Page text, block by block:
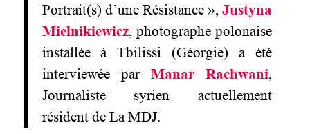
Portrait(s) d’une Résistance »,Justyna
Mielnikiewicz, photographe polonaise
installée à Tbilissi (Géorgie) a été
interviewée par Manar Rachwani,
Journaliste syrien actuellement
résident de La MDJ.